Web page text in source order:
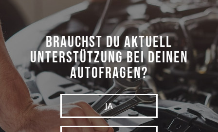
Brauchst du aktuell
Unterstützung bei deinen
Autofragen?
JA